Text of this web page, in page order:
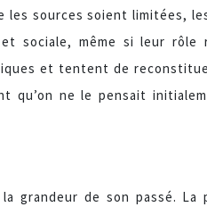
les sources soient limitées,
sociale, même si leur
et tentent de
ne le pensait
grandeur de son passé.